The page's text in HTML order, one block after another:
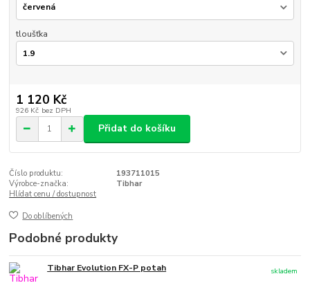
tloušťka
1 120 Kč
926 Kč bez DPH
Přidat do košíku
Číslo produktu:
193711015
Výrobce-značka:
Tibhar
Hlídat cenu / dostupnost
Do oblíbených
Podobné produkty
Tibhar Evolution FX-P potah skladem